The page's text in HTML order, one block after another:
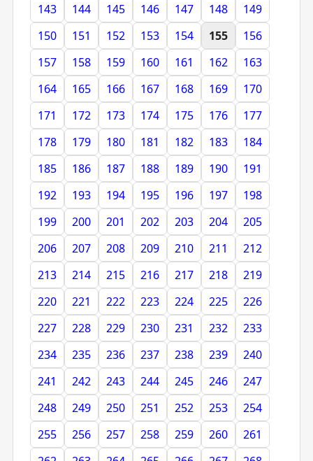
143
144 145 146 147 148
149
150
151 152 153 154 155
156
157
158 159 160 161 162
163
164
165 166 167 168 169
170
171
172 173 174 175 176
177
178
179 180 181 182 183
184
185
186 187 188 189 190
191
192
193 194 195 196 197
198
199
200 201 202 203 204
205
206
207 208 209 210 211
212
213
214 215 216 217 218
219
220
221 222 223 224 225
226
227
228 229 230 231 232
233
234
235 236 237 238 239
240
241
242 243 244 245 246
247
248
249 250 251 252 253
254
255
256 257 258 259 260
261